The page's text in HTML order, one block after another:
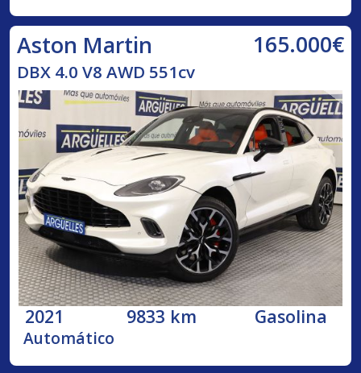
Aston Martin 165.000€
DBX 4.0 V8 AWD 551cv
2021 9833 km Gasolina
Automático